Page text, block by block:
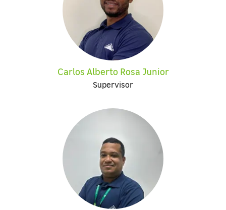
Carlos Alberto Rosa Junior
Supervisor